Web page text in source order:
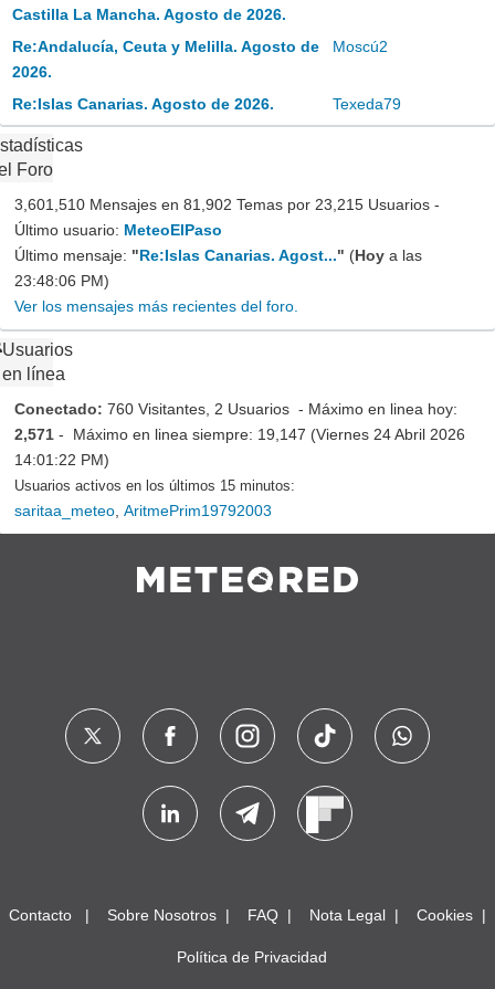
Castilla La Mancha. Agosto de 2026.
Re:Andalucía, Ceuta y Melilla. Agosto de
2026.
Moscú2
Re:Islas Canarias. Agosto de 2026. Texeda79
Foro
3,601,510 Mensajes en 81,902 Temas por 23,215 Usuarios -
Último usuario: MeteoElPaso
Último mensaje: "Re:Islas Canarias. Agost..." (Hoy a las
23:48:06 PM)
Ver los mensajes más recientes del foro.
Usuarios
en línea
Conectado: 760 Visitantes, 2 Usuarios - Máximo en linea hoy:
2,571 - Máximo en linea siempre: 19,147 (Viernes 24 Abril 2026
14:01:22 PM)
Usuarios activos en los últimos 15 minutos:
saritaa_meteo AritmePrim19792003
Contacto Sobre Nosotros FAQ Nota Legal Cookies
Política de Privacidad